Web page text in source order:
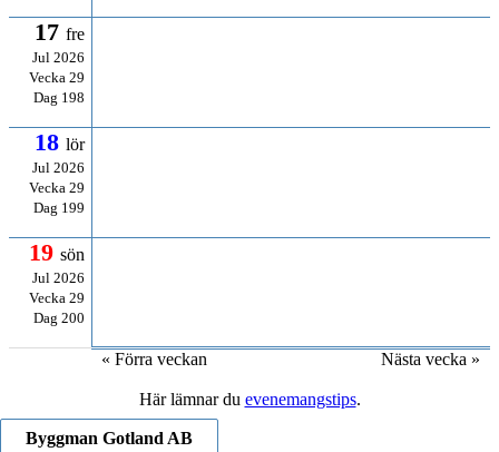
17 fre
Jul 2026
Vecka 29
Dag 198
18 lör
Jul 2026
Vecka 29
Dag 199
19 sön
Jul 2026
Vecka 29
Dag 200
« Förra veckan Nästa vecka »
Här lämnar du evenemangstips.
Byggman Gotland AB